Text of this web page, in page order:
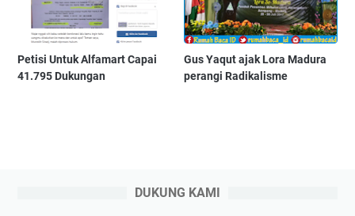
Petisi Untuk Alfamart Capai
41.795 Dukungan
Gus Yaqut ajak Lora Madura
perangi Radikalisme
DUKUNG KAMI